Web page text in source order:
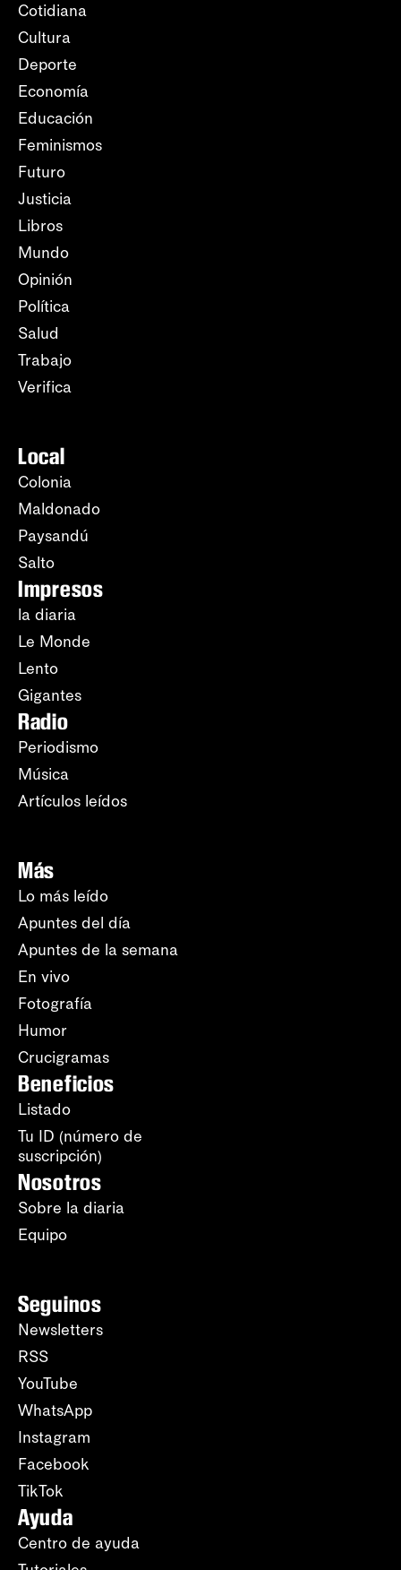
Cotidiana
Cultura
Deporte
Economía
Educación
Feminismos
Futuro
Justicia
Libros
Mundo
Opinión
Política
Salud
Trabajo
Verifica
Local
Colonia
Maldonado
Paysandú
Salto
Impresos
la diaria
Le Monde
Lento
Gigantes
Radio
Periodismo
Música
Artículos leídos
Más
Lo más leído
Apuntes del día
Apuntes de la semana
En vivo
Fotografía
Humor
Crucigramas
Beneficios
Listado
Tu ID (número de
suscripción)
Nosotros
Sobre la diaria
Equipo
Seguinos
Newsletters
RSS
YouTube
WhatsApp
Instagram
Facebook
TikTok
Ayuda
Centro de ayuda